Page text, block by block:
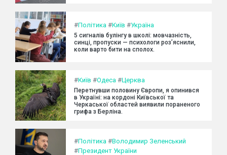
#Політика #Київ #Україна
5 сигналів булінгу в школі: мовчазність,
синці, пропуски — психологи роз’яснили,
коли варто бити на сполох.
#Київ #Одеса #Церква
Перетнувши половину Європи, я опинився
в Україні: на кордоні Київської та
Черкаської областей виявили пораненого
грифа з Берліна.
#Політика #Володимир Зеленський
#Президент України